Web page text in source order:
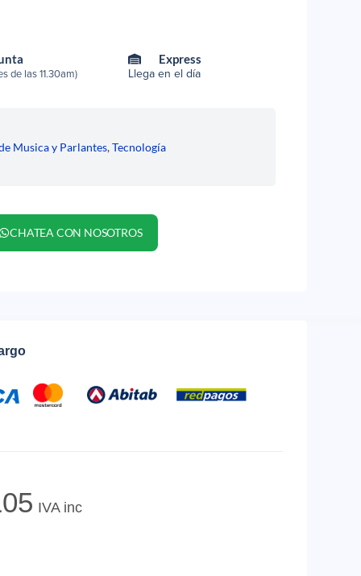
de las 11.30am)
Express
Llega en el día
Musica y Parlantes,Tecnología
CHATEA CON NOSOTROS
IVA inc